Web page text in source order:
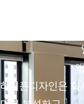
하이픈디자인은